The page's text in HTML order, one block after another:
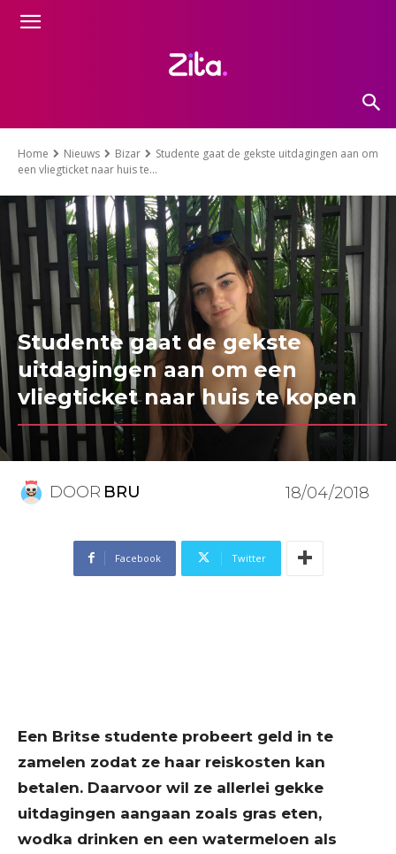
Home Nieuws Bizar
Studente gaat de gekste uitdagingen aan om
een vliegticket naar huis te...
Studente gaat de gekste
uitdagingen aan om een
vliegticket naar huis te kopen
DOOR BRU 18/04/2018
Facebook Twitter
Een Britse studente probeert geld in te
zamelen zodat ze haar reiskosten kan
betalen. Daarvoor wil ze allerlei gekke
uitdagingen aangaan zoals gras eten,
wodka drinken en een watermeloen als